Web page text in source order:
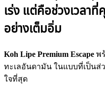
เร่ง แต่คือช่วงเวลาที่
อย่างเต็มอิ่ม
Koh Lipe Premium Escape พ
ทะเลอันดามัน ในแบบที่เป็นส่
ใจที่สุด